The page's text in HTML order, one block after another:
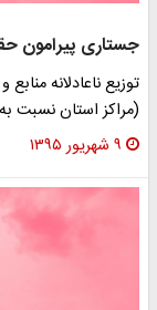
جستاری پیرامون
توزیع ناعادلانه
(مراکز استان نسبت
۹ شهریور ۱۳۹۵